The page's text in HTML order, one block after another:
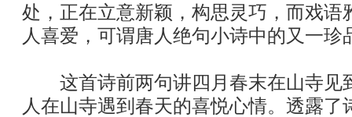
处，正在立意新颖，构思灵巧，而戏语
人喜爱，可谓唐人绝句小诗中的又一珍
这首诗前两句讲四月春末在山寺见
人在山寺遇到春天的喜悦心情。透露